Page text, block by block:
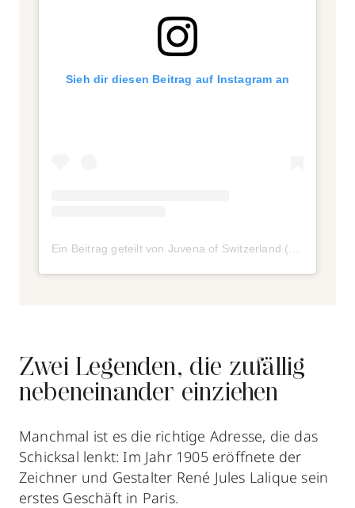
Sieh dir diesen Beitrag auf Instagram an
Zwei Legenden, die zufällig
nebeneinander einziehen
Manchmal ist es die richtige Adresse, die das
Schicksal lenkt: Im Jahr 1905 eröffnete der
Zeichner und Gestalter René Jules Lalique sein
erstes Geschäft in Paris.